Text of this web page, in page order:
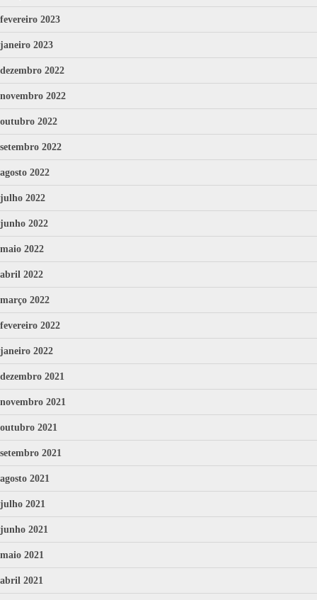
fevereiro 2023
janeiro 2023
dezembro 2022
novembro 2022
outubro 2022
setembro 2022
agosto 2022
julho 2022
junho 2022
maio 2022
abril 2022
março 2022
fevereiro 2022
janeiro 2022
dezembro 2021
novembro 2021
outubro 2021
setembro 2021
agosto 2021
julho 2021
junho 2021
maio 2021
abril 2021